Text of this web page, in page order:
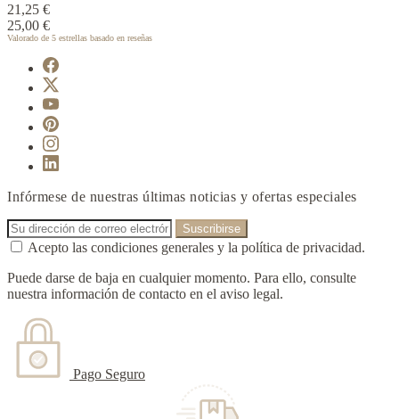
21,25 €
25,00 €
Valorado de 5 estrellas basado en reseñas
Infórmese de nuestras últimas noticias y ofertas especiales
Acepto las condiciones generales y la política de privacidad.
Puede darse de baja en cualquier momento. Para ello, consulte
nuestra información de contacto en el aviso legal.
Pago Seguro